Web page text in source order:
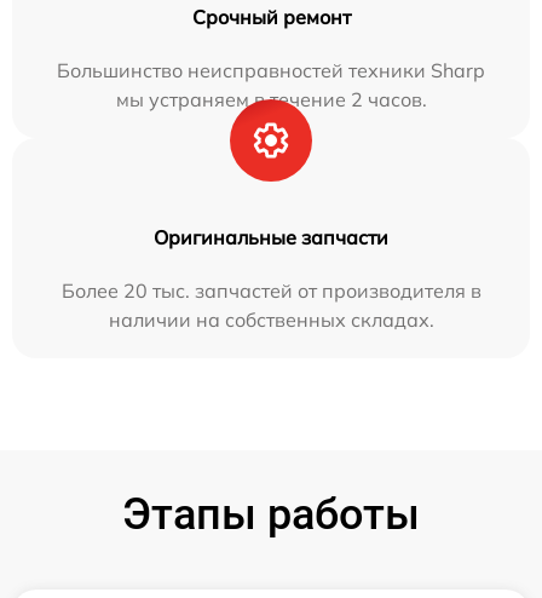
Срочный ремонт
Большинство неисправностей техники Sharp
мы устраняем в течение 2 часов.
Оригинальные запчасти
Более 20 тыс. запчастей от производителя в
наличии на собственных складах.
Этапы работы